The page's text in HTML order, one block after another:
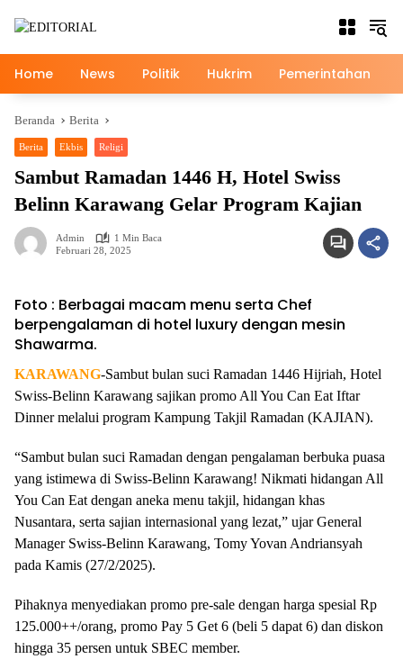
Home News Politik Hukrim Pemerintahan
Beranda Berita
Berita Ekbis Religi
Sambut Ramadan 1446 H, Hotel Swiss
Belinn Karawang Gelar Program Kajian
Admin
1 Min Baca
Februari 28, 2025
Foto : Berbagai macam menu serta Chef
berpengalaman di hotel luxury dengan mesin
Shawarma.
KARAWANG-Sambut bulan suci Ramadan 1446 Hijriah, Hotel
Swiss-Belinn Karawang sajikan promo All You Can Eat Iftar
Dinner melalui program Kampung Takjil Ramadan (KAJIAN).
“Sambut bulan suci Ramadan dengan pengalaman berbuka puasa
yang istimewa di Swiss-Belinn Karawang! Nikmati hidangan All
You Can Eat dengan aneka menu takjil, hidangan khas
Nusantara, serta sajian internasional yang lezat,” ujar General
Manager Swiss-Belinn Karawang, Tomy Yovan Andriansyah
pada Kamis (27/2/2025).
Pihaknya menyediakan promo pre-sale dengan harga spesial Rp
125.000++/orang, promo Pay 5 Get 6 (beli 5 dapat 6) dan diskon
hingga 35 persen untuk SBEC member.